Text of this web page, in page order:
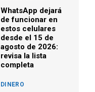
WhatsApp dejará
de funcionar en
estos celulares
desde el 15 de
agosto de 2026:
revisa la lista
completa
DINERO